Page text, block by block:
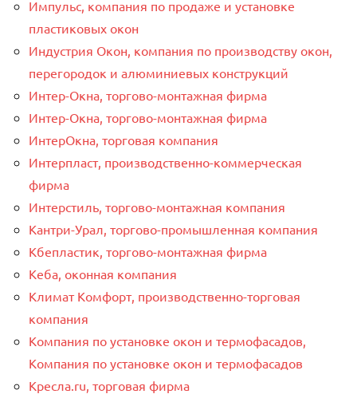
Импульс, компания по продаже и установке
пластиковых окон
Индустрия Окон, компания по производству окон,
перегородок и алюминиевых конструкций
Интер-Окнa, торгово-монтажная фирма
Интер-Окнa, торгово-монтажная фирма
ИнтерОкна, торговая компания
Интерпласт, производственно-коммерческая
фирма
Интерстиль, торгово-монтажная компания
Кантри-Урал, торгово-промышленная компания
Кбепластик, торгово-монтажная фирма
Кеба, оконная компания
Климат Комфорт, производственно-торговая
компания
Компания по установке окон и термофасадов,
Компания по установке окон и термофасадов
Кресла.ru, торговая фирма